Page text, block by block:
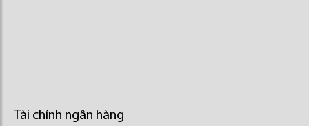
Tài chính ngân hàng